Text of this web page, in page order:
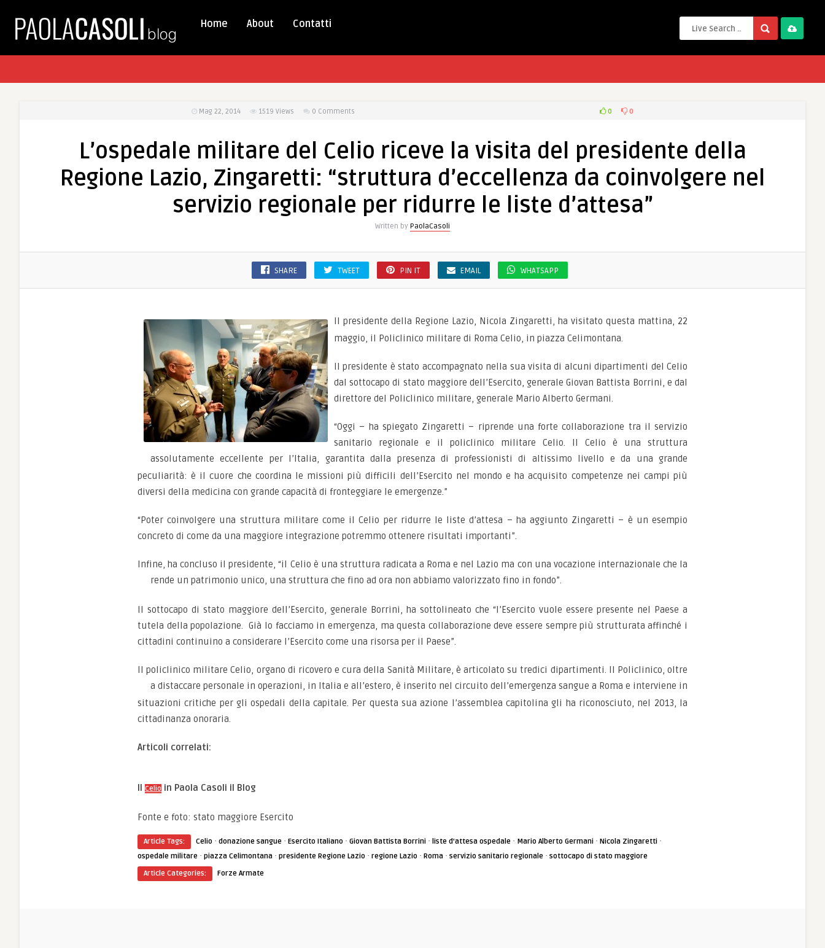
Home About Contatti
Mag 22, 2014 1519 Views 0 Comments 0 0
L’ospedale militare del Celio riceve la visita del presidente della
Regione Lazio, Zingaretti: “struttura d’eccellenza da coinvolgere nel
servizio regionale per ridurre le liste d’attesa”
Written by PaolaCasoli
SHARE TWEET PIN IT EMAIL WHATSAPP
Il presidente della Regione Lazio, Nicola Zingaretti, ha visitato questa mattina, 22
maggio, il Policlinico militare di Roma Celio, in piazza Celimontana.
Il presidente è stato accompagnato nella sua visita di alcuni dipartimenti del Celio
dal sottocapo di stato maggiore dell’Esercito, generale Giovan Battista Borrini, e dal
direttore del Policlinico militare, generale Mario Alberto Germani.
“Oggi – ha spiegato Zingaretti – riprende una forte collaborazione tra il servizio
sanitario regionale e il policlinico militare Celio. Il Celio è una struttura
assolutamente eccellente per l’Italia, garantita dalla presenza di professionisti di altissimo livello e da una grande
peculiarità: è il cuore che coordina le missioni più difficili dell’Esercito nel mondo e ha acquisito competenze nei campi più
diversi della medicina con grande capacità di fronteggiare le emergenze.”
“Poter coinvolgere una struttura militare come il Celio per ridurre le liste d’attesa – ha aggiunto Zingaretti – è un esempio
concreto di come da una maggiore integrazione potremmo ottenere risultati importanti”.
Infine, ha concluso il presidente, “il Celio è una struttura radicata a Roma e nel Lazio ma con una vocazione internazionale che la
rende un patrimonio unico, una struttura che fino ad ora non abbiamo valorizzato fino in fondo”.
Il sottocapo di stato maggiore dell’Esercito, generale Borrini, ha sottolineato che “l’Esercito vuole essere presente nel Paese a
tutela della popolazione. Già lo facciamo in emergenza, ma questa collaborazione deve essere sempre più strutturata affinché i
cittadini continuino a considerare l’Esercito come una risorsa per il Paese”.
Il policlinico militare Celio, organo di ricovero e cura della Sanità Militare, è articolato su tredici dipartimenti. Il Policlinico, oltre
a distaccare personale in operazioni, in Italia e all’estero, è inserito nel circuito dell’emergenza sangue a Roma e interviene in
situazioni critiche per gli ospedali della capitale. Per questa sua azione l’assemblea capitolina gli ha riconosciuto, nel 2013, la
cittadinanza onoraria.
Articoli correlati:
Il Celio in Paola Casoli il Blog
Fonte e foto: stato maggiore Esercito
Article Tags: Celio · donazione sangue · Esercito Italiano · Giovan Battista Borrini · liste d'attesa ospedale · Mario Alberto Germani · Nicola Zingaretti ·
ospedale militare · piazza Celimontana · presidente Regione Lazio · regione Lazio · Roma · servizio sanitario regionale · sottocapo di stato maggiore
Article Categories:
Forze Armate